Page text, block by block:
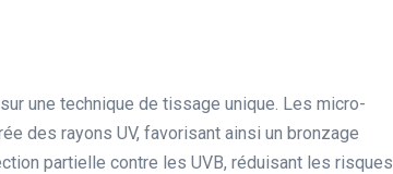
une technique de tissage unique. Les micro-
des rayons UV, favorisant ainsi un bronzage
partielle contre les UVB, réduisant les risques